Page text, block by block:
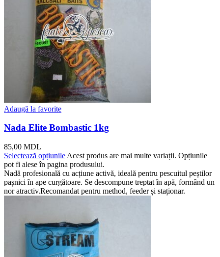
Adaugă la favorite
Nada Elite Bombastic 1kg
85,00 MDL
Selectează opțiunile Acest produs are mai multe variații. Opțiunile
pot fi alese în pagina produsului.
Nadă profesională cu acțiune activă, ideală pentru pescuitul peștilor
pașnici în ape curgătoare. Se descompune treptat în apă, formând un
nor atractiv.Recomandat pentru method, feeder și staționar.